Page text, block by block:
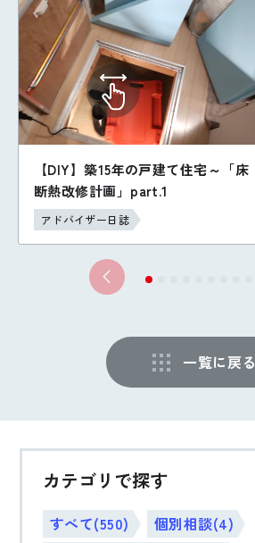
【DIY】築15年の戸建て住宅～「床
断熱改修計画」part.1
アドバイザー日誌
一覧に戻る
カテゴリで探す
すべて(550)
個別相談(4)